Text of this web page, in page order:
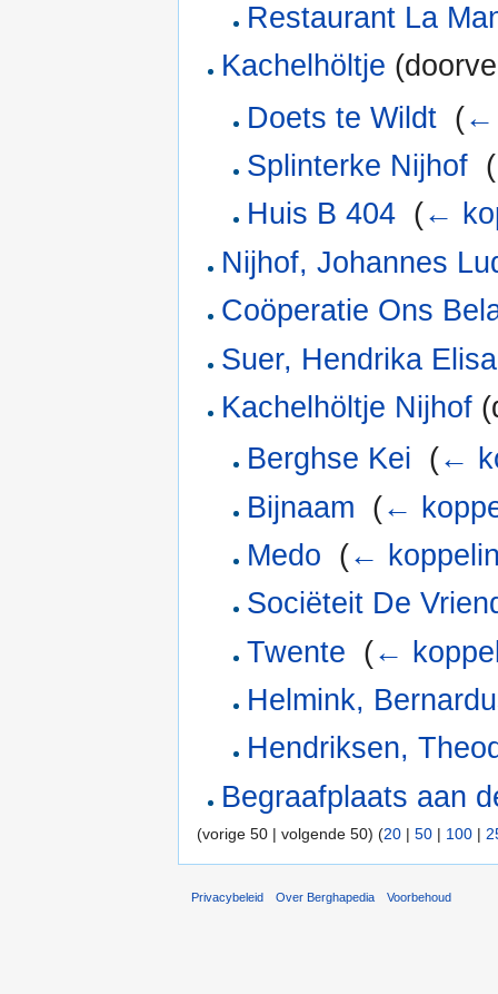
Restaurant La
Kachelhöltje
Doets te Wildt‎ (←
Splinterke Nijhof‎ (
Huis B 404‎ (←
Nijhof, Johannes
Coöperatie Ons
Suer, Hendrika
Kachelhöltje Nijhof
Berghse Kei (←
Bijnaam (←
Medo (←
Sociëteit De
Twente (←
Helmink,
Hendriksen,
Begraafplaats aan
(vorige 50 | volgende 50) (20 | 50 | 100 |
Privacybeleid Over Berghapedia Voorbehoud